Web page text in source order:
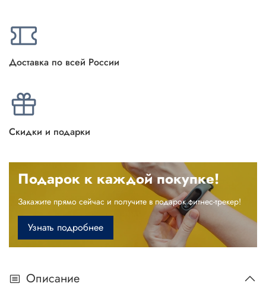
Доставка по всей России
Скидки и подарки
Подарок к каждой покупке!
Закажите прямо сейчас и получите в подарок фитнес-трекер!
Узнать подробнее
Описание